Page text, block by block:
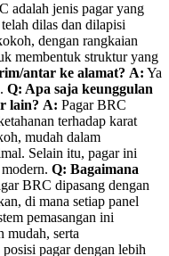
adalah jenis pagar yang
dilas dan dilapisi
dengan rangkaian
membentuk struktur yang
antar ke alamat? A: Ya
Q: Apa saja keunggulan
lain? A: Pagar BRC
terhadap karat
mudah dalam
Selain itu, pagar ini
Q: Bagaimana
BRC dipasang dengan
di mana setiap panel
pemasangan ini
mudah, serta
pagar dengan lebih